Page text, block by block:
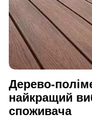
Дерево-
найкращий
споживача